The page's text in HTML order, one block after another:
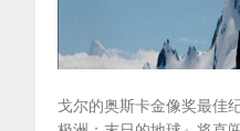
戈尔的奥斯卡金像奖最佳